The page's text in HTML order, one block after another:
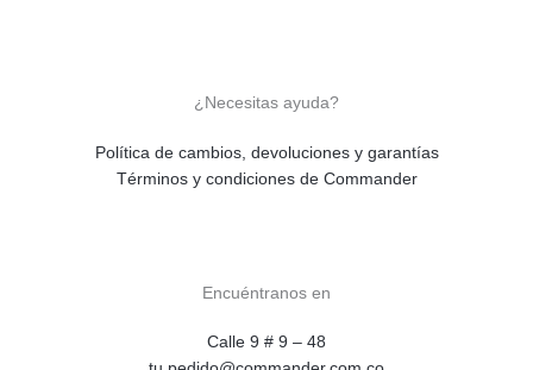
¿Necesitas ayuda?
Política de cambios, devoluciones y garantías
Términos y condiciones de Commander
Encuéntranos en
Calle 9 # 9 – 48